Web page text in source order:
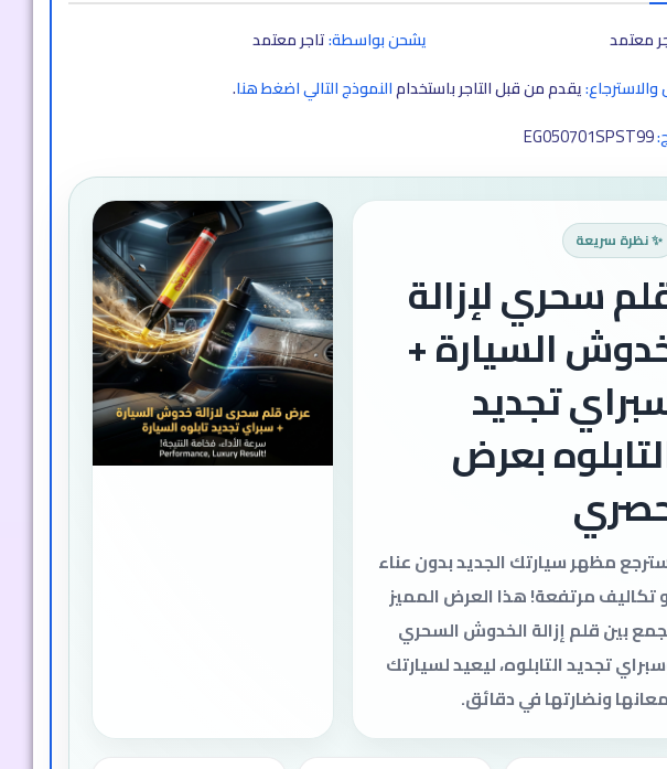
معتمد يشحن بواسطة:تاجر معتمد
والاسترجاع:يقدم من قبل التاجر باستخدامالنموذج التالي اضغط هنا.
EG050701SPST99
✨ نظرة سريعة
سحري لإزالة
السيارة +
تجديد
بعرض
مظهر سيارتك الجديد بدون عناء
تكاليف مرتفعة! هذا العرض المميز
بين قلم إزالة الخدوش السحري
تجديد التابلوه، ليعيد لسيارتك
ونضارتها في دقائق.